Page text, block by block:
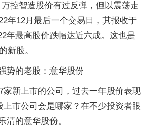
控智造股价有过反弹，但以震荡走
年12月最后一个交易日，其报收于
年最高股价跌幅达近六成。这也是
新股。
势的老股：意华股份
家新上市的公司，过去一年股价表现
上市公司会是哪家？在不少投资者眼
清的意华股份。